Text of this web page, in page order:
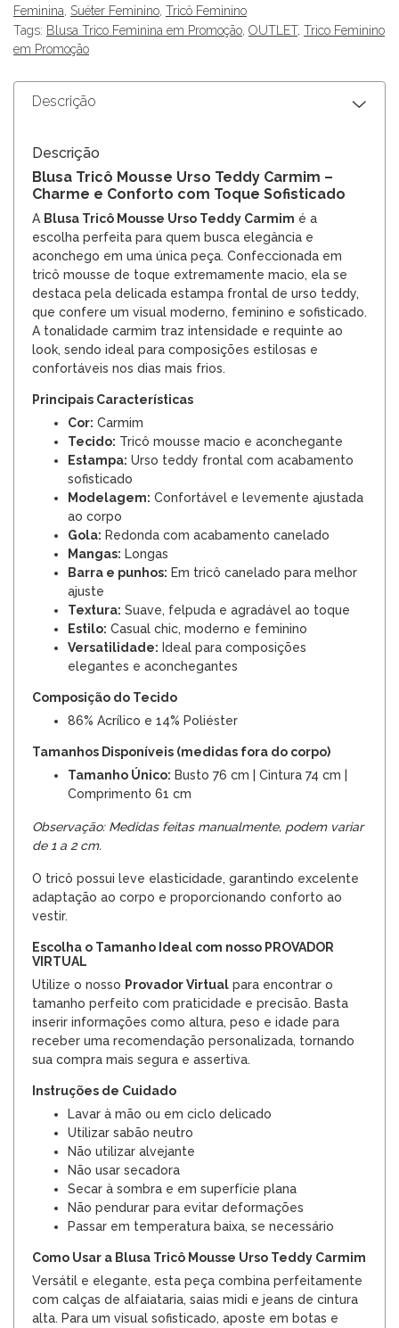
Feminina, Suéter Feminino, Tricô Feminino
Tags: Blusa Trico Feminina em Promoção, OUTLET, Trico Feminino
em Promoção
Descrição
Descrição
Blusa Tricô Mousse Urso Teddy Carmim –
Charme e Conforto com Toque Sofisticado
A Blusa Tricô Mousse Urso Teddy Carmim é a
escolha perfeita para quem busca elegância e
aconchego em uma única peça. Confeccionada em
tricô mousse de toque extremamente macio, ela se
destaca pela delicada estampa frontal de urso teddy,
que confere um visual moderno, feminino e sofisticado.
A tonalidade carmim traz intensidade e requinte ao
look, sendo ideal para composições estilosas e
confortáveis nos dias mais frios.
Principais Características
Cor: Carmim
Tecido: Tricô mousse macio e aconchegante
Estampa: Urso teddy frontal com acabamento
sofisticado
Modelagem: Confortável e levemente ajustada
ao corpo
Gola: Redonda com acabamento canelado
Mangas: Longas
Barra e punhos: Em tricô canelado para melhor
ajuste
Textura: Suave, felpuda e agradável ao toque
Estilo: Casual chic, moderno e feminino
Versatilidade: Ideal para composições
elegantes e aconchegantes
Composição do Tecido
86% Acrílico e 14% Poliéster
Tamanhos Disponíveis (medidas fora do corpo)
Tamanho Único: Busto 76 cm | Cintura 74 cm |
Comprimento 61 cm
Observação: Medidas feitas manualmente, podem variar
de 1 a 2 cm.
O tricô possui leve elasticidade, garantindo excelente
adaptação ao corpo e proporcionando conforto ao
vestir.
Escolha o Tamanho Ideal com nosso PROVADOR
VIRTUAL
Utilize o nosso Provador Virtual para encontrar o
tamanho perfeito com praticidade e precisão. Basta
inserir informações como altura, peso e idade para
receber uma recomendação personalizada, tornando
sua compra mais segura e assertiva.
Instruções de Cuidado
Lavar à mão ou em ciclo delicado
Utilizar sabão neutro
Não utilizar alvejante
Não usar secadora
Secar à sombra e em superfície plana
Não pendurar para evitar deformações
Passar em temperatura baixa, se necessário
Como Usar a Blusa Tricô Mousse Urso Teddy Carmim
Versátil e elegante, esta peça combina perfeitamente
com calças de alfaiataria, saias midi e jeans de cintura
alta. Para um visual sofisticado, aposte em botas e